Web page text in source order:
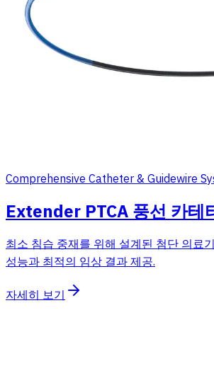
Comprehensive Catheter & Guidewire
Extender PTCA 풍선 카테
최소 침습 중재를 위해 설계된 첨단 의료
성능과 최적의 임상 결과 제공.
자세히 보기